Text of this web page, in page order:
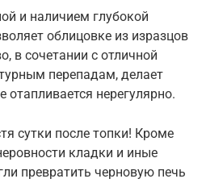
и наличием глубокой
облицовке из изразцов
в сочетании с отличной
перепадам, делает
нерегулярно.
сутки после топки! Кроме
кладки и иные
превратить черновую печь